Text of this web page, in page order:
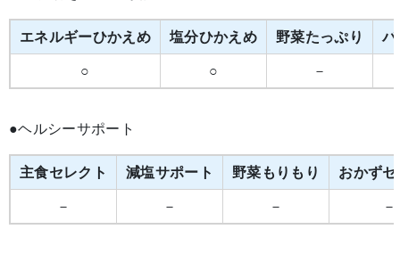
エネルギーひかえめ 塩分ひかえめ 野菜たっぷり バ
○ ○ －
●ヘルシーサポート
主食セレクト 減塩サポート 野菜もりもり おかず
－ － － －